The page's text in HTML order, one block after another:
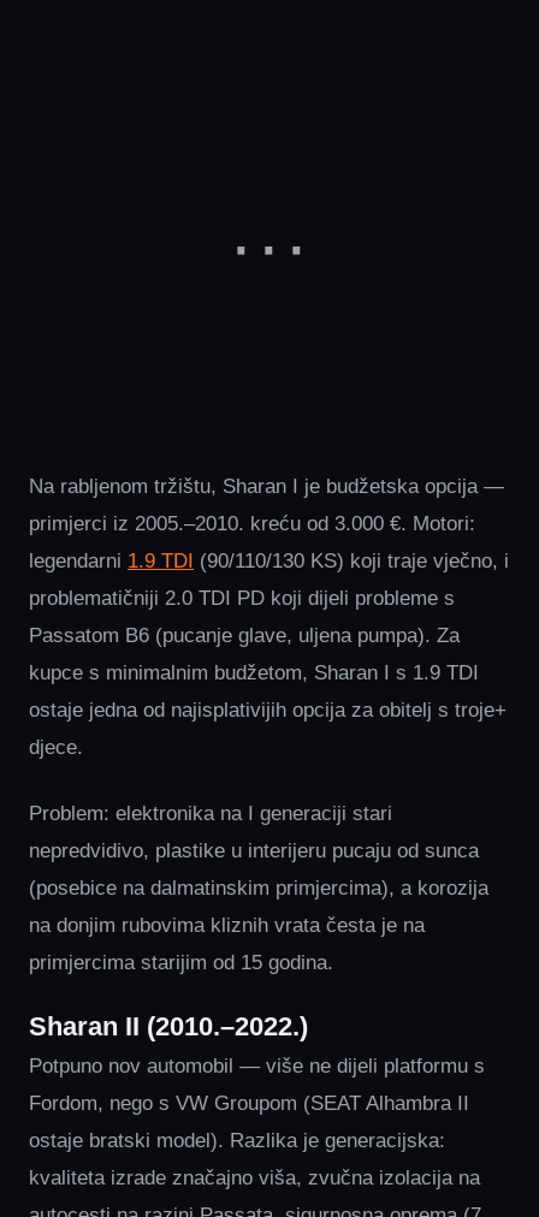
Na rabljenom tržištu, Sharan I je budžetska opcija —
primjerci iz 2005.–2010. kreću od 3.000 €. Motori:
legendarni 1.9 TDI (90/110/130 KS) koji traje vječno, i
problematičniji 2.0 TDI PD koji dijeli probleme s
Passatom B6 (pucanje glave, uljena pumpa). Za
kupce s minimalnim budžetom, Sharan I s 1.9 TDI
ostaje jedna od najisplativijih opcija za obitelj s troje+
djece.
Problem: elektronika na I generaciji stari
nepredvidivo, plastike u interijeru pucaju od sunca
(posebice na dalmatinskim primjercima), a korozija
na donjim rubovima kliznih vrata česta je na
primjercima starijim od 15 godina.
Sharan II (2010.–2022.)
Potpuno nov automobil — više ne dijeli platformu s
Fordom, nego s VW Groupom (SEAT Alhambra II
ostaje bratski model). Razlika je generacijska:
kvaliteta izrade značajno viša, zvučna izolacija na